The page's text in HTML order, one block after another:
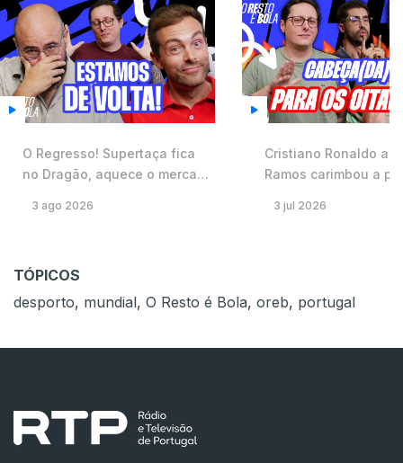
O Regresso! Supertaça fica
no Dragão, aquece o mercado
Europa ⚽️ #59
3 ago 2026
Cristiano Ronaldo
Ramos carimbou a
Mundial ⚽️ #57
3 jul 2026
TÓPICOS
desporto, mundial, O Resto é Bola, oreb, portugal